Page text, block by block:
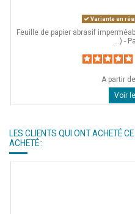
Variante en
Feuille de papier abrasif
...) -
A partir de
Voir
LES CLIENTS QUI ONT ACHETÉ
ACHETÉ :